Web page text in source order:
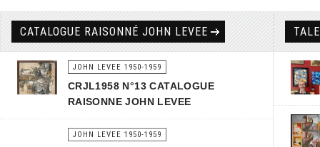
CATALOGUE RAISONNÉ JOHN LEVEE
JOHN LEVEE 1950-1959
CRJL1958 N°13 CATALOGUE
RAISONNE JOHN LEVEE
JOHN LEVEE 1950-1959